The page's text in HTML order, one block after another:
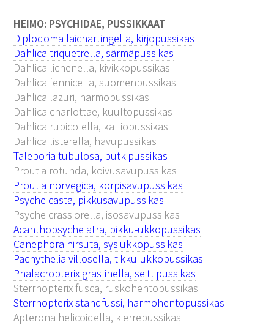
HEIMO: PSYCHIDAE, PUSSIKKAAT
Diplodoma laichartingella, kirjopussikas
Dahlica triquetrella, särmäpussikas
Dahlica lichenella, kivikkopussikas
Dahlica fennicella, suomenpussikas
Dahlica lazuri, harmopussikas
Dahlica charlottae, kuultopussikas
Dahlica rupicolella, kalliopussikas
Dahlica listerella, havupussikas
Taleporia tubulosa, putkipussikas
Proutia rotunda, koivusavupussikas
Proutia norvegica, korpisavupussikas
Psyche casta, pikkusavupussikas
Psyche crassiorella, isosavupussikas
Acanthopsyche atra, pikku-ukkopussikas
Canephora hirsuta, sysiukkopussikas
Pachythelia villosella, tikku-ukkopussikas
Phalacropterix graslinella, seittipussikas
Sterrhopterix fusca, ruskohentopussikas
Sterrhopterix standfussi, harmohentopussikas
Apterona helicoidella, kierrepussikas